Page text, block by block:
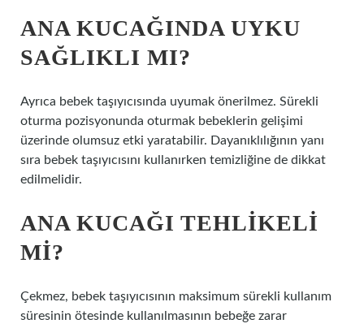
ANA KUCAĞINDA UYKU
SAĞLIKLI MI?
Ayrıca bebek taşıyıcısında uyumak önerilmez. Sürekli
oturma pozisyonunda oturmak bebeklerin gelişimi
üzerinde olumsuz etki yaratabilir. Dayanıklılığının yanı
sıra bebek taşıyıcısını kullanırken temizliğine de dikkat
edilmelidir.
ANA KUCAĞI TEHLIKELI
MI?
Çekmez, bebek taşıyıcısının maksimum sürekli kullanım
süresinin ötesinde kullanılmasının bebeğe zarar